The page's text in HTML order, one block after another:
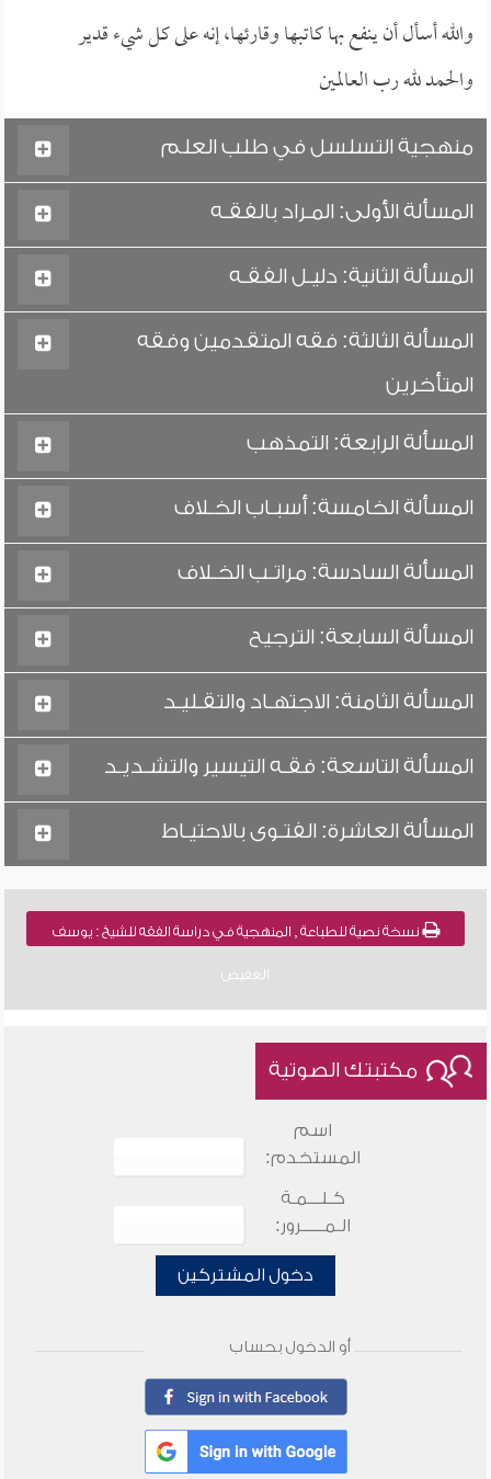
والله أسأل أن ينفع بها كاتبها وقارئها، إنه على كل شيء قدير
والحمد لله رب العالمين
منهجية التسلسل في طلب العلم
المسألة الأولى: المـراد بالفقـه
المسألة الثانية: دليـل الفقـه
المسألة الثالثة: فقه المتقدمين وفقه
المتأخرين
المسألة الرابعة: التمذهب
المسألة الخامسة: أسبـاب الخـلاف
المسألة السادسة: مراتـب الخـلاف
المسألة السابعة: الترجيح
المسألة الثامنة: الاجتهـاد والتقـليـد
المسألة التاسعة: فقـه التيسير والتشـديـد
المسألة العاشرة: الفتـوى بالاحتيـاط
نسخة نصية للطباعة , المنهجية في دراسة الفقه للشيخ : يوسف
الغفيص
مكتبتك الصوتية
اسم
المستخدم:
كـلـــمـة
الـمـــــرور:
دخول المشتركين
أو الدخول بحساب